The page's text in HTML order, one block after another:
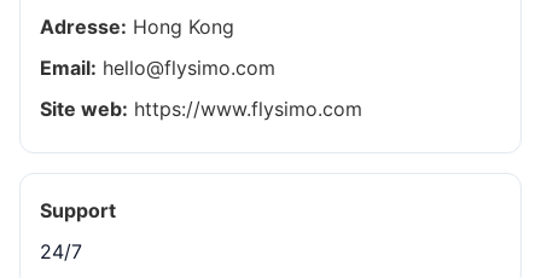
Adresse: Hong Kong
Email: hello@flysimo.com
Site web: https://www.flysimo.com
Support
24/7